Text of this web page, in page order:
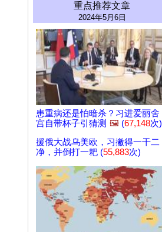
重点推荐文章
2024年5月6日
患重病还是怕暗杀？习进爱丽舍
宫自带杯子引猜测 🖼️ (67,148次)
援俄大战乌美欧，习撇得一干二
净，并倒打一耙 (55,883次)